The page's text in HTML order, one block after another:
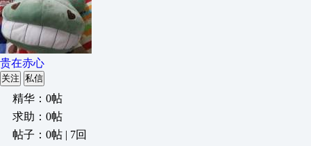
贵在赤心
关注 私信
精华：0帖
求助：0帖
帖子：0帖 | 7回